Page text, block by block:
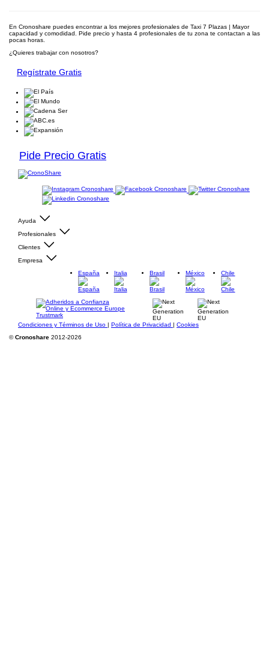
En Cronoshare puedes encontrar a los mejores profesionales de Taxi 7 Plazas | Mayor
capacidad y comodidad. Pide precio y hasta 4 profesionales de tu zona te contactan a las
pocas horas.
¿Quieres trabajar con nosotros?
Regístrate Gratis
Pide Precio Gratis
Ayuda
Profesionales
Clientes
Empresa
España
Italia Brasil México Chile
Condiciones y Términos de Uso | Política de Privacidad | Cookies
©Cronoshare 2012-2026